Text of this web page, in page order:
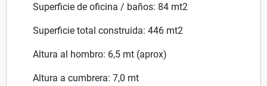
Superficie de oficina / baños: 84 mt2
Superficie total construida: 446 mt2
Altura al hombro: 6,5 mt (aprox)
Altura a cumbrera: 7,0 mt